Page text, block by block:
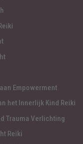
Empowerment
het Innerlijk Kind Reiki
Trauma Verlichting
Reiki